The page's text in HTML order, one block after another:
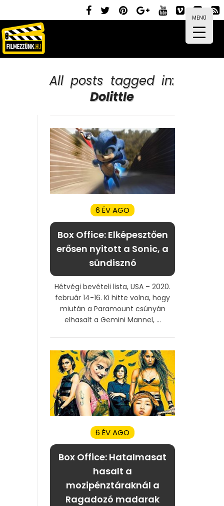
MENÜ
All posts tagged in:
Dolittle
6 ÉV AGO
Box Office: Elképesztően
erősen nyitott a Sonic, a
sündisznó
Hétvégi bevételi lista, USA – 2020.
február 14-16. Ki hitte volna, hogy
miután a Paramount csúnyán
elhasalt a Gemini Mannel, ...
6 ÉV AGO
Box Office: Hatalmasat
hasalt a
mozipénztáraknál a
Ragadozó madarak